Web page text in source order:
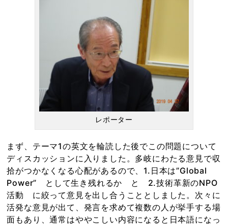
レポーター
まず、テーマ1の英文を輪読した後でこの問題について
ディスカッションに入りました。多岐にわたる意見で収
拾がつかなくなる心配があるので、1.日本は”Global
Power” として生き残れるか と 2.技術革新のNPO
活動 に絞って意見を出し合うこととしました。次々に
活発な意見が出て、発言を求めて複数の人が挙手する場
面もあり、通常はややこしい内容になると日本語になっ